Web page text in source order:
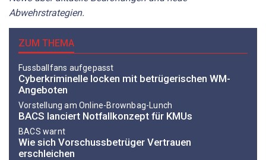
Abwehrstrategien.
ZUM THEMA
Fussballfans aufgepasst
Cyberkriminelle locken mit betrügerischen WM-
Angeboten
Vorstellung am Online-Brownbag-Lunch
BACS lanciert Notfallkonzept für KMUs
BACS warnt
Wie sich Vorschussbetrüger Vertrauen
erschleichen